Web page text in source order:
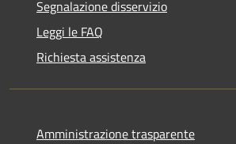
Segnalazione disservizio
Leggi le FAQ
Richiesta assistenza
Amministrazione trasparente